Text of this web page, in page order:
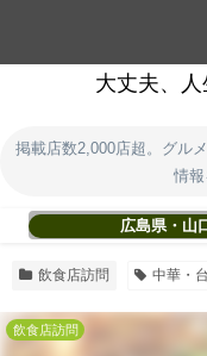
大丈夫、人
掲載店数2,000店超。グル
情報
広島県・山
飲食店訪問 中華・
飲食店訪問